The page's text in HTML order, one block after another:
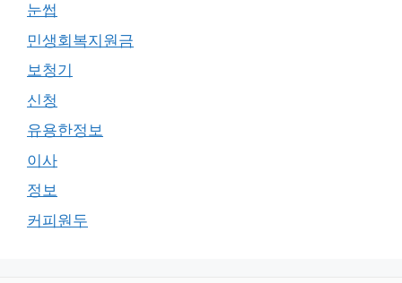
눈썹
민생회복지원금
보청기
신청
유용한정보
이사
정보
커피원두